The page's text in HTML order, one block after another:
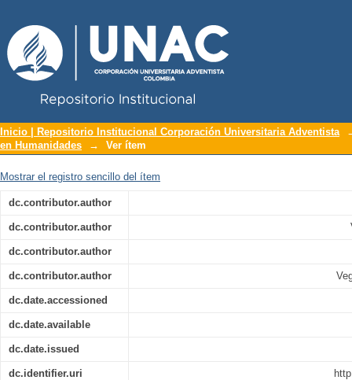
Estrategias para fomentar una
quinto Colegio Adventista de Algeciras
Inicio | Repositorio Institucional Corporación Universitaria Adventista
en Humanidades
→ Ver ítem
Mostrar el registro sencillo del ítem
dc.contributor.author
dc.contributor.author
dc.contributor.author
dc.contributor.author
dc.date.accessioned
dc.date.available
dc.date.issued
dc.identifier.uri